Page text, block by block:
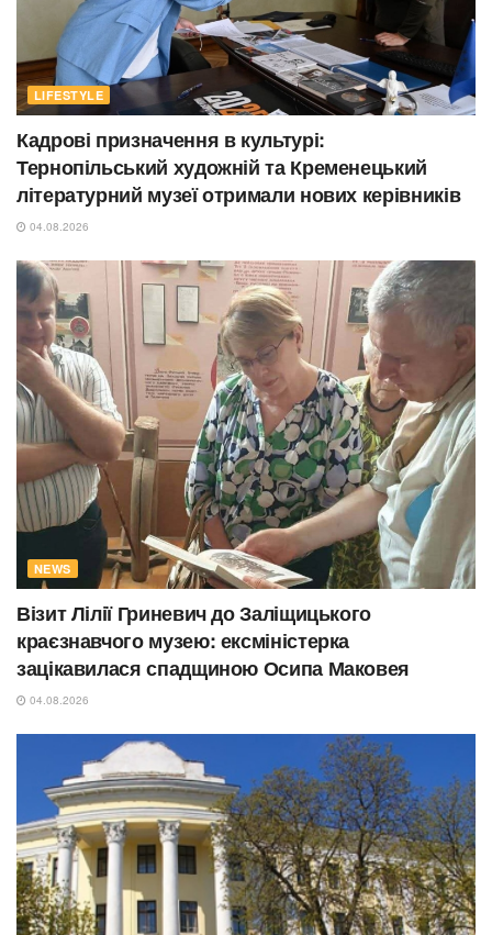
LIFESTYLE
Кадрові призначення в культурі:
Тернопільський художній та Кременецький
літературний музеї отримали нових керівників
04.08.2026
NEWS
Візит Лілії Гриневич до Заліщицького
краєзнавчого музею: ексміністерка
зацікавилася спадщиною Осипа Маковея
04.08.2026